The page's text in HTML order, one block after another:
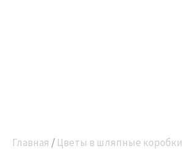
Главная / Цветы в шляпные коробки